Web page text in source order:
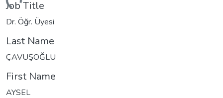
Job Title
Dr. Öğr. Üyesi
Last Name
ÇAVUŞOĞLU
First Name
AYSEL